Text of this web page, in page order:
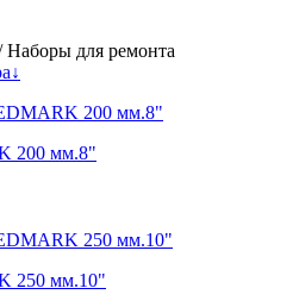
Наборы для ремонта
200 мм.8"
250 мм.10"